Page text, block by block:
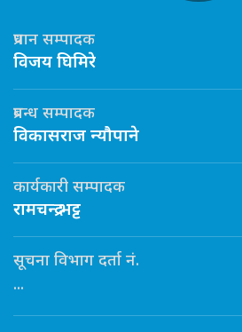
प्रधान सम्पादक
विजय घिमिरे
प्रबन्ध सम्पादक
विकासराज न्यौपाने
कार्यकारी सम्पादक
रामचन्द्र भट्ट
सूचना विभाग दर्ता नं.
...